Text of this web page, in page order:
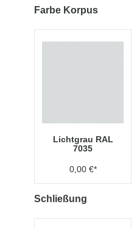
Farbe Korpus
Lichtgrau RAL
7035
0,00 €*
Schließung